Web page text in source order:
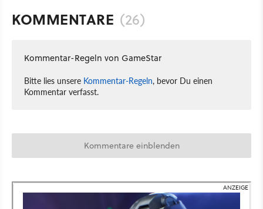
KOMMENTARE (26)
Kommentar-Regeln von GameStar
Bitte lies unsere Kommentar-Regeln, bevor Du einen
Kommentar verfasst.
Kommentare einblenden